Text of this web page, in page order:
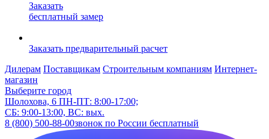
Заказать
бесплатный замер
Заказать предварительный расчет
Дилерам Поставщикам Строительным компаниям Интернет-
магазин
Выберите город
Шолохова, 6 ПН-ПТ: 8:00-17:00;
СБ: 9:00-13:00, ВС: вых.
8 (800) 500-88-00звонок по России бесплатный